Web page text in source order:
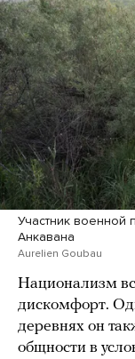
Участник военной
Анкавана
Aurelien Goubau
Национализм
дискомфорт.
деревнях он
общности в